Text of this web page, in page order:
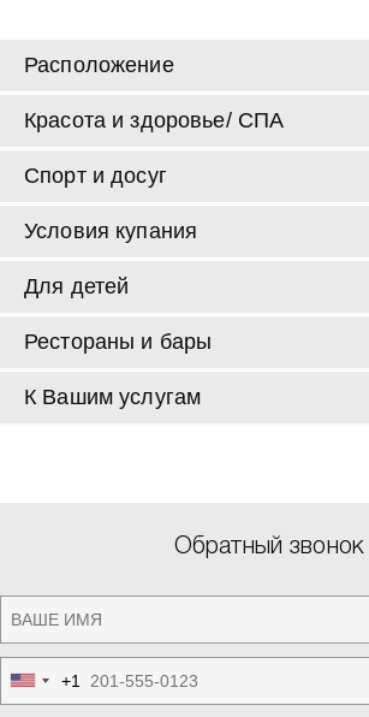
Расположение
Красота и здоровье/ СПА
Спорт и досуг
Условия купания
Для детей
Рестораны и бары
К Вашим услугам
Обратный звонок
United
States
+1